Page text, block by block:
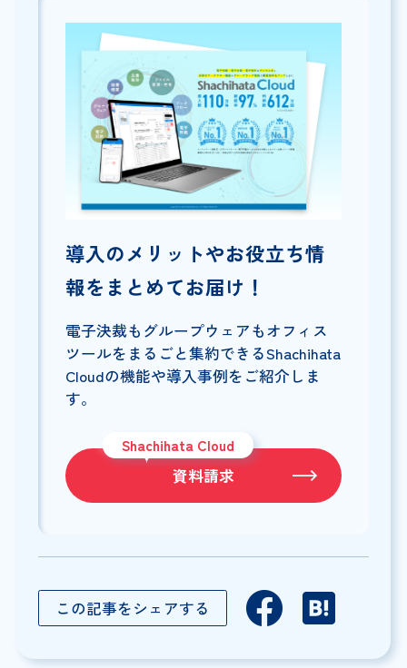
導入のメリットやお役立ち情
報をまとめてお届け！
電子決裁もグループウェアもオフィス
ツールをまるごと集約できるShachihata
Cloudの機能や導入事例をご紹介しま
す。
Shachihata Cloud
資料請求
この記事をシェアする